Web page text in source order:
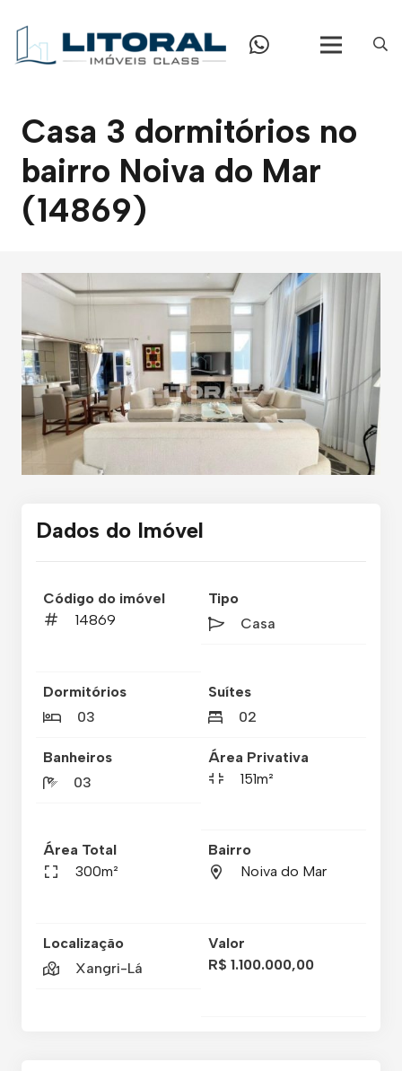
Casa 3 dormitórios no
bairro Noiva do Mar
(14869)
Dados do Imóvel
Código do imóvel
14869
Tipo
Casa
Dormitórios
03
Suítes
02
Banheiros
03
Área Privativa
151m²
Área Total
300m²
Bairro
Noiva do Mar
Localização
Xangri-Lá
Valor
R$ 1.100.000,00